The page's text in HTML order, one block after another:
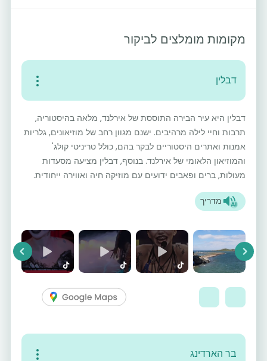
מקומות מומלצים לביקור
דבלין
דבלין היא עיר הבירה התוססת של אירלנד, מלאה בהיסטוריה,
תרבות וחיי לילה מרהיבים. ישנם מגוון רחב של מוזיאונים, גלריות
אמנות ואתרים היסטוריים לבקר בהם, כולל טריניטי קולג'
והמוזיאון הלאומי של אירלנד. בנוסף, דבלין מציעה מסעדות
מעולות, ברים ופאבים ידועים עם מוזיקה חיה ואווירה ייחודית.
מדריך
Next
בר הארדינג